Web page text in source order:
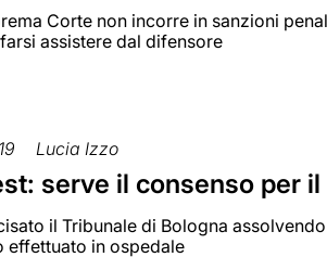
Corte non incorre in sanzioni
assistere dal difensore
Lucia Izzo
serve il consenso per
il Tribunale di Bologna
effettuato in ospedale